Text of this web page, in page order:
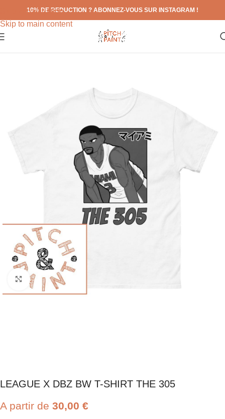
Skip to navigation
Skip to main content
10% DE REDUCTION ? ABONNEZ-VOUS SUR INSTAGRAM !
Click to enlarge
LEAGUE X DBZ BW T-SHIRT THE 305
A partir de 30,00 €